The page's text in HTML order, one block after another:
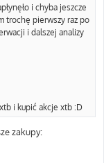
i chyba jeszcze
trochę pierwszy raz po
i dalszej analizy
i kupić akcje xtb :D
zakupy: